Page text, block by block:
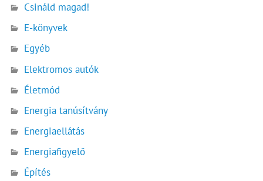
Csináld magad!
E-könyvek
Egyéb
Elektromos autók
Életmód
Energia tanúsítvány
Energiaellátás
Energiafigyelő
Építés